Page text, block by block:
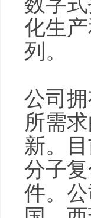
化生
列。
公司
所需
新。
分子
件。